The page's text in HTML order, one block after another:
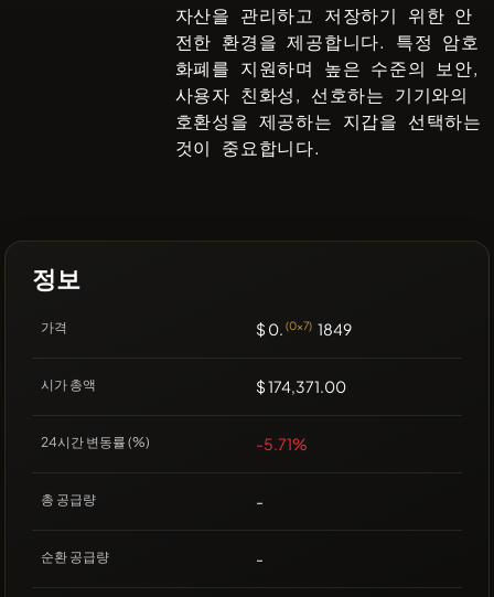
자산을 관리하고 저장하기 위한 안
전한 환경을 제공합니다. 특정 암호
화폐를 지원하며 높은 수준의 보안,
사용자 친화성, 선호하는 기기와의
호환성을 제공하는 지갑을 선택하는
것이 중요합니다.
정보
가격 $ 0. (0x7) 1849
시가 총액 $ 174,371.00
24시간 변동률 (%) -5.71%
총 공급량 -
순환 공급량 -